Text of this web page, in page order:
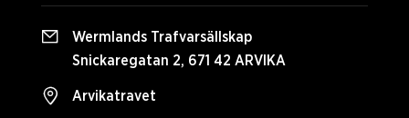
Wermlands Trafvarsällskap
Snickaregatan 2, 671 42 ARVIKA
Arvikatravet